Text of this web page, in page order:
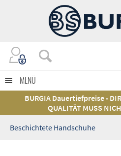
MENÜ
BURGIA Dauertiefpreise -
QUALITÄT MUSS
Beschichtete Handschuhe